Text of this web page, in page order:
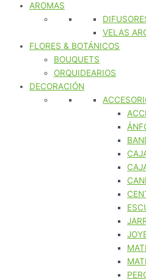
AROMAS
VELAS
FLORES & BOTÁNICOS
BOUQUETS
ORQUIDEARIOS
DECORACIÓN